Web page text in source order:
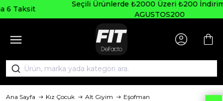
Seçili Ürünlerde ₺2000 Üzeri ₺200 İndirim Kodu:
AGUSTOS200
Ana Sayfa Kız Çocuk Alt Giyim Eşofman